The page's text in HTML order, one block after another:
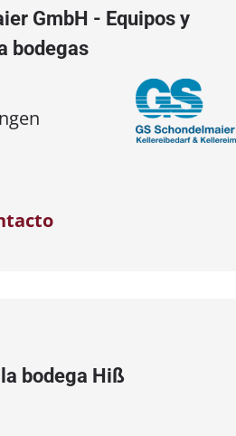
GmbH - Equipos y
bodegas
bodega Hiß